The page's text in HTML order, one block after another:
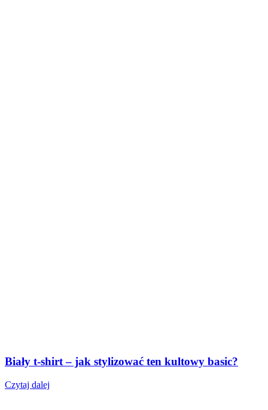
Biały t-shirt – jak stylizować ten kultowy basic?
Czytaj dalej